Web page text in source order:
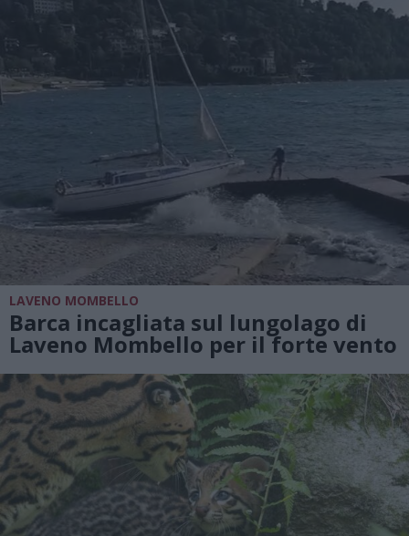
LAVENO MOMBELLO
Barca incagliata sul lungolago di
Laveno Mombello per il forte vento